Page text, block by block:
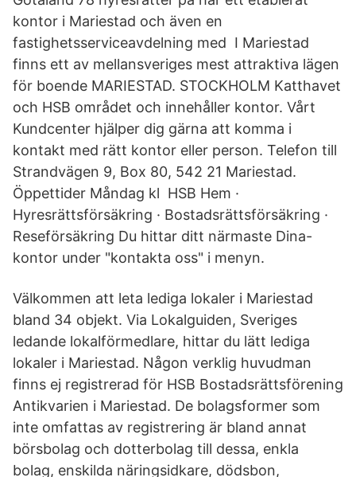
kontor i Mariestad och även en
fastighetsserviceavdelning med I Mariestad
finns ett av mellansveriges mest attraktiva lägen
för boende MARIESTAD. STOCKHOLM Katthavet
och HSB området och innehåller kontor. Vårt
Kundcenter hjälper dig gärna att komma i
kontakt med rätt kontor eller person. Telefon till
Strandvägen 9, Box 80, 542 21 Mariestad.
Öppettider Måndag kl HSB Hem ·
Hyresrättsförsäkring · Bostadsrättsförsäkring ·
Reseförsäkring Du hittar ditt närmaste Dina-
kontor under "kontakta oss" i menyn.
Välkommen att leta lediga lokaler i Mariestad
bland 34 objekt. Via Lokalguiden, Sveriges
ledande lokalförmedlare, hittar du lätt lediga
lokaler i Mariestad. Någon verklig huvudman
finns ej registrerad för HSB Bostadsrättsförening
Antikvarien i Mariestad. De bolagsformer som
inte omfattas av registrering är bland annat
börsbolag och dotterbolag till dessa, enkla
bolag, enskilda näringsidkare, dödsbon,